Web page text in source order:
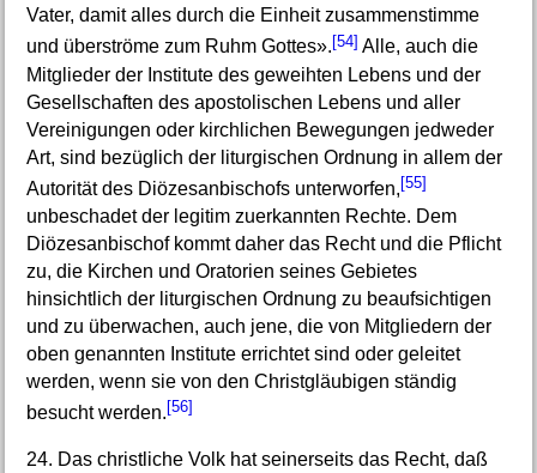
Vater, damit alles durch die Einheit zusammenstimme
und überströme zum Ruhm Gottes».[54] Alle, auch die
Mitglieder der Institute des geweihten Lebens und der
Gesellschaften des apostolischen Lebens und aller
Vereinigungen oder kirchlichen Bewegungen jedweder
Art, sind bezüglich der liturgischen Ordnung in allem der
Autorität des Diözesanbischofs unterworfen,[55]
unbeschadet der legitim zuerkannten Rechte. Dem
Diözesanbischof kommt daher das Recht und die Pflicht
zu, die Kirchen und Oratorien seines Gebietes
hinsichtlich der liturgischen Ordnung zu beaufsichtigen
und zu überwachen, auch jene, die von Mitgliedern der
oben genannten Institute errichtet sind oder geleitet
werden, wenn sie von den Christgläubigen ständig
besucht werden. [56]
24. Das christliche Volk hat seinerseits das Recht, daß